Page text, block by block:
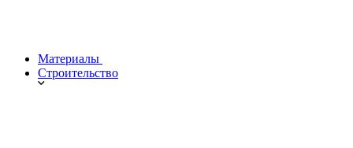
Материалы
Строительство